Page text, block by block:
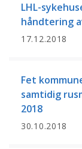
LHL-
håndtering
17.12.2018
Fet
samtidig
2018
30.10.2018